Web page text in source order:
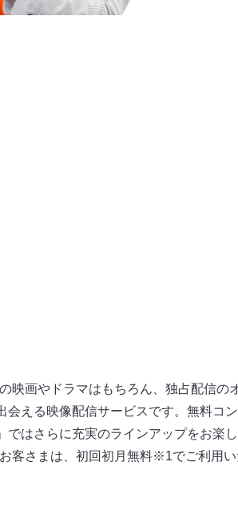
画やドラマはもちろん、独占配信の
える映像配信サービスです。無料コ
はさらに充実のラインアップをお楽し
客さまは、初回初月無料※1でご利用い